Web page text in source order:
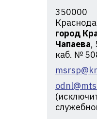
350000
город
Чапаева,
каб. №